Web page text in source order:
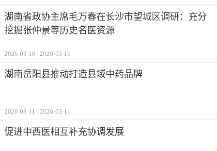
湖南省政协主席毛万春在长沙市望城区调研：充分
挖掘张仲景等历史名医资源
2026-03-16 2026-03-16
湖南岳阳县推动打造县域中药品牌
2026-03-11 2026-03-11
促进中西医相互补充协调发展